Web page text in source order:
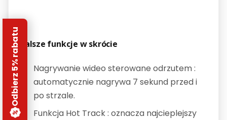
Dalsze funkcje w skrócie
Nagrywanie wideo sterowane odrzutem :
automatycznie nagrywa 7 sekund przed i
po strzale.
Funkcja Hot Track : oznacza najcieplejszy
Odbierz 5% rabatu